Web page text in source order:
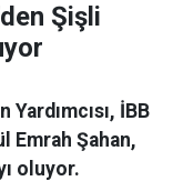
Şişli
İBB
Emrah Şahan,
oluyor.